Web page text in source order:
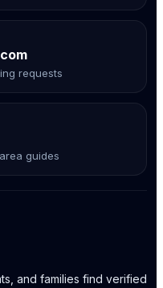
requests
guides
and families find verified